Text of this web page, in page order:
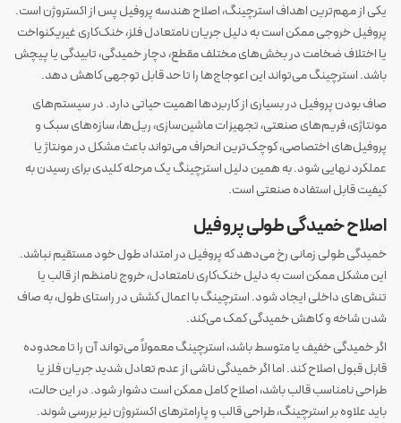
یکی از مهم‌ترین اهداف استرچینگ، اصلاح هندسه پروفیل پس از اکستروژن است.
پروفیل خروجی ممکن است به دلیل جریان نامتعادل فلز، خنک‌کاری غیریکنواخت
یا اختلاف ضخامت در بخش‌های مختلف مقطع، دچار خمیدگی، تابیدگی یا پیچش
باشد. استرچینگ می‌تواند این اعوجاج‌ها را تا حد قابل توجهی کاهش دهد.
صاف بودن پروفیل در بسیاری از کاربردها اهمیت حیاتی دارد. در سیستم‌های
مونتاژی، فریم‌های صنعتی، تجهیزات ماشین‌سازی، ریل‌ها، سازه‌های سبک و
پروفیل‌های اختصاصی، کوچک‌ترین انحراف می‌تواند باعث مشکل در مونتاژ یا
عملکرد نهایی شود. به همین دلیل استرچینگ یک مرحله کلیدی برای رسیدن به
کیفیت قابل استفاده صنعتی است.
اصلاح خمیدگی طولی پروفیل
خمیدگی طولی زمانی رخ می‌دهد که پروفیل در امتداد طول خود مستقیم نباشد.
این مشکل ممکن است به دلیل خنک‌کاری نامتعادل، خروج نامنظم از قالب یا
تنش‌های داخلی ایجاد شود. استرچینگ با اعمال کشش در راستای طول، به صاف
شدن شاخه و کاهش خمیدگی کمک می‌کند.
اگر خمیدگی خفیف یا متوسط باشد، استرچینگ معمولاً می‌تواند آن را تا محدوده
قابل قبول اصلاح کند. اما اگر خمیدگی ناشی از عدم تعادل شدید جریان فلز یا
طراحی نامناسب قالب باشد، اصلاح کامل ممکن است دشوار شود. در این حالت،
باید علاوه بر استرچینگ، طراحی قالب و پارامترهای اکستروژن نیز بررسی شوند.